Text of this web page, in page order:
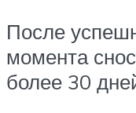
После
момента
более 30